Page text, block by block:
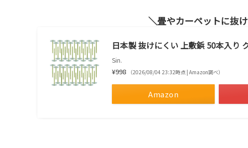
畳やカーペットに抜
日本製 抜けにくい 上敷鋲 50本入り
Sin.
¥998 （2026/08/04 23:32時点 | Amazon調べ）
Amazon